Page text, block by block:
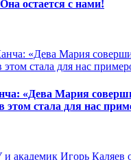
остается с нами!
«Дева Мария
стала для нас